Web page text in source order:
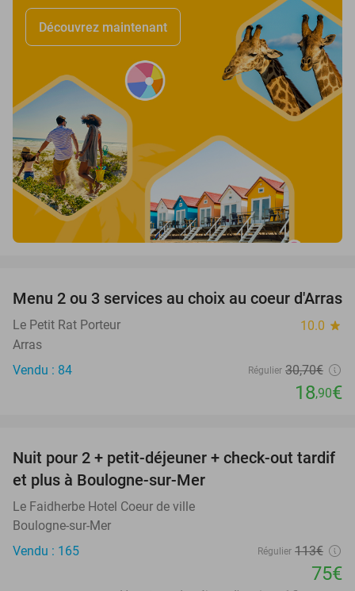
Découvrez maintenant
38%
Menu 2 ou 3 services au choix au coeur d'Arras
Le Petit Rat Porteur 10.0 star
Arras
Vendu : 84
Régulier 30,70€
18,90€
34%
Nuit pour 2 + petit-déjeuner + check-out tardif
et plus à Boulogne-sur-Mer
Le Faidherbe Hotel Coeur de ville
Boulogne-sur-Mer
Vendu : 165
Régulier 113€
75€